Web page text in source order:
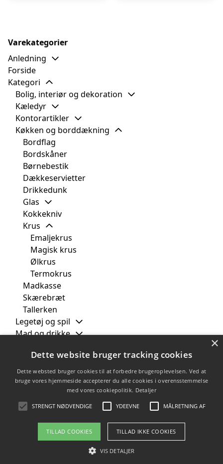
Varekategorier
Anledning
Forside
Kategori
Bolig, interiør og dekoration
Kæledyr
Kontorartikler
Køkken og borddækning
Bordflag
Bordskåner
Børnebestik
Dækkeservietter
Drikkedunk
Glas
Kokkekniv
Krus
Emaljekrus
Magisk krus
Ølkrus
Termokrus
Madkasse
Skærebræt
Tallerken
Legetøj og spil
Mad og drikke
Skoleting
Smykker og tilbehør
Tasker og bagage
Tøj og tekstiler
Modtager
×
Dette website bruger tracking cookies
Dette websted bruger cookies til at forbedre brugeroplevelsen. Ved at
bruge vores hjemmeside accepterer du alle cookies i overensstemmelse
med vores cookiepolitik. Detaljer
STRENGT NØDVENDIGE YDEEVNE MÅLRETNING AF
TILLAD COOKIES TILLAD IKKE COOKIES
VIS DETALJER